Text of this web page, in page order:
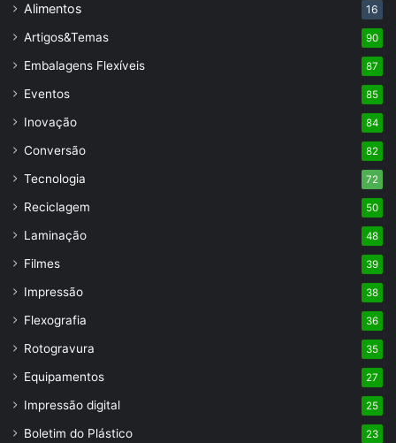
Alimentos 16
Artigos&Temas 90
Embalagens Flexíveis 87
Eventos 85
Inovação 84
Conversão 82
Tecnologia 72
Reciclagem 50
Laminação 48
Filmes 39
Impressão 38
Flexografia 36
Rotogravura 35
Equipamentos 27
Impressão digital 25
Boletim do Plástico 23